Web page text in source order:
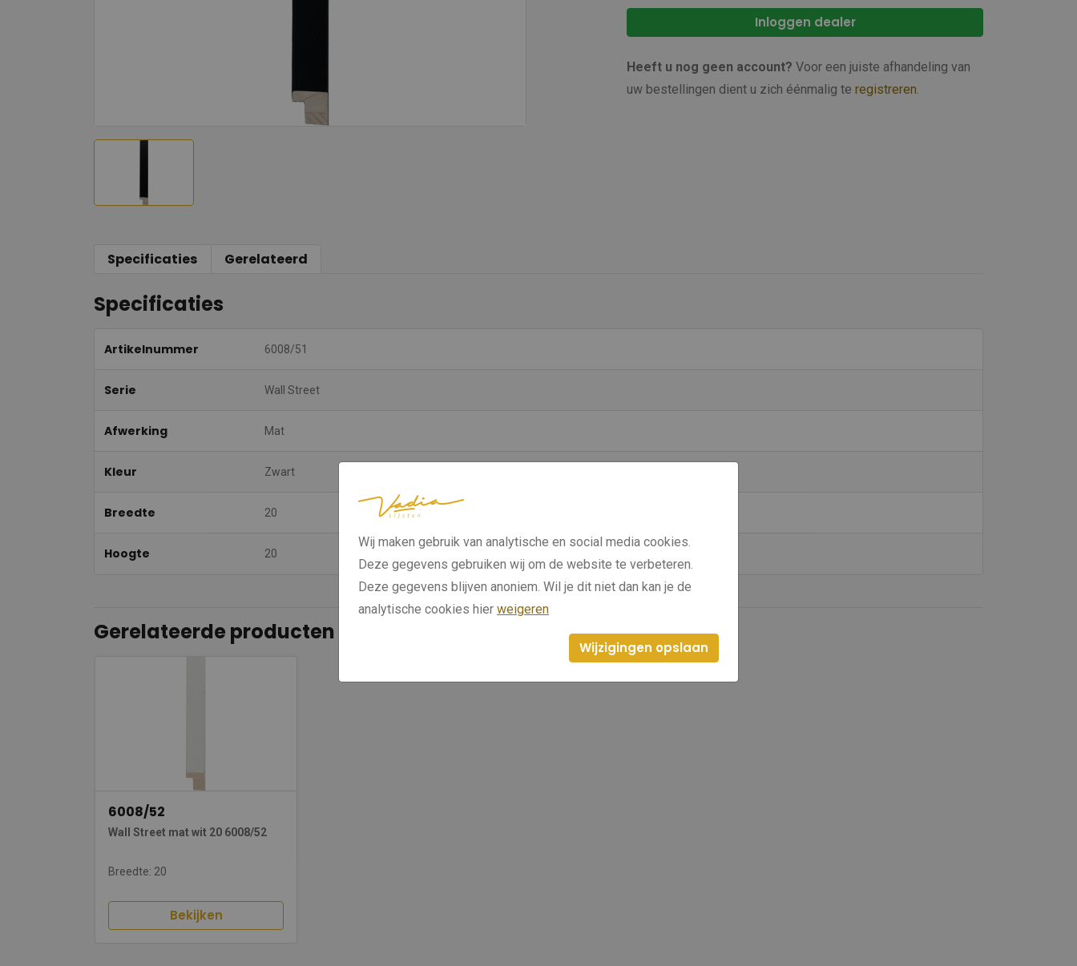
Inloggen dealer
Heeft u nog geen account? Voor een juiste afhandeling van
uw bestellingen dient u zich éénmalig te registreren.
Specificaties Gerelateerd
Specificaties
Artikelnummer 6008/51
Serie Wall Street
Afwerking Mat
Kleur Zwart
Breedte 20
Hoogte 20
Gerelateerde producten
6008/52
Wall Street mat wit 20 6008/52
Breedte: 20
Bekijken
Wij maken gebruik van analytische en social media cookies.
Deze gegevens gebruiken wij om de website te verbeteren.
Deze gegevens blijven anoniem. Wil je dit niet dan kan je de
analytische cookies hier weigeren
Wijzigingen opslaan